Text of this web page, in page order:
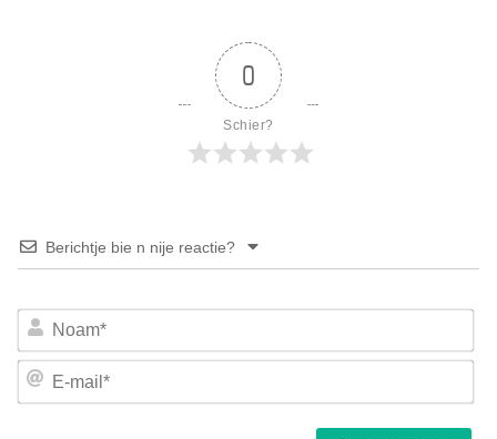
0
Schier?
Berichtje bie n nije reactie?
E-